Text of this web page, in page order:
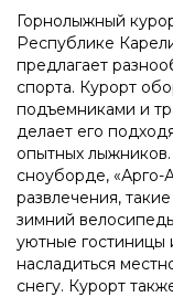
Горнолыжный
Республике
предлагает
спорта. Курорт
подъемниками и
делает его
опытных
сноуборде, «Арго-
развлечения,
зимний
уютные гостиницы
насладиться
снегу. Курорт